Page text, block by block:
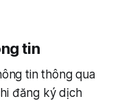
tin
tin thông qua
đăng ký dịch